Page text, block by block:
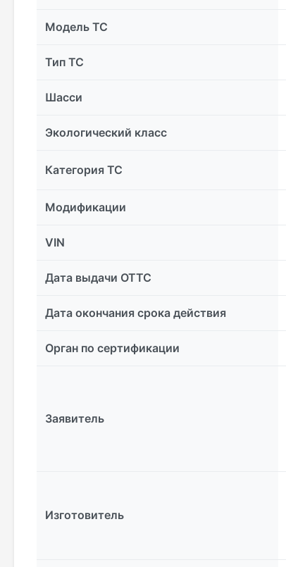
Модель ТС
Тип ТС
Шасси
Экологический класс
Категория ТС
Модификации
VIN
Дата выдачи ОТТС
Дата окончания срока действия
Орган по сертификации
Заявитель
Изготовитель